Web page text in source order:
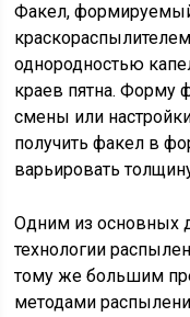
Факел,
однородностью
краев пятна. Форму
смены или
получить факел в
варьировать
Одним из основных
технологии
тому же большим
методами